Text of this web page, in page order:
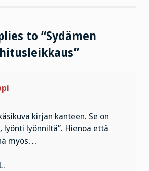
to “Sydämen
kirjan kanteen. Se on
lyönti lyönniltä”. Hienoa että
myös…